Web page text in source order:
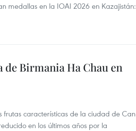
medallas en la IOAI 2026 en Kazajistán:
de Birmania Ha Chau en
características de la ciudad de Can
en los últimos años por la